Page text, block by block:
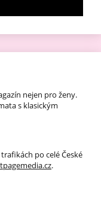
nejen pro ženy.
s klasickým
po celé České
.